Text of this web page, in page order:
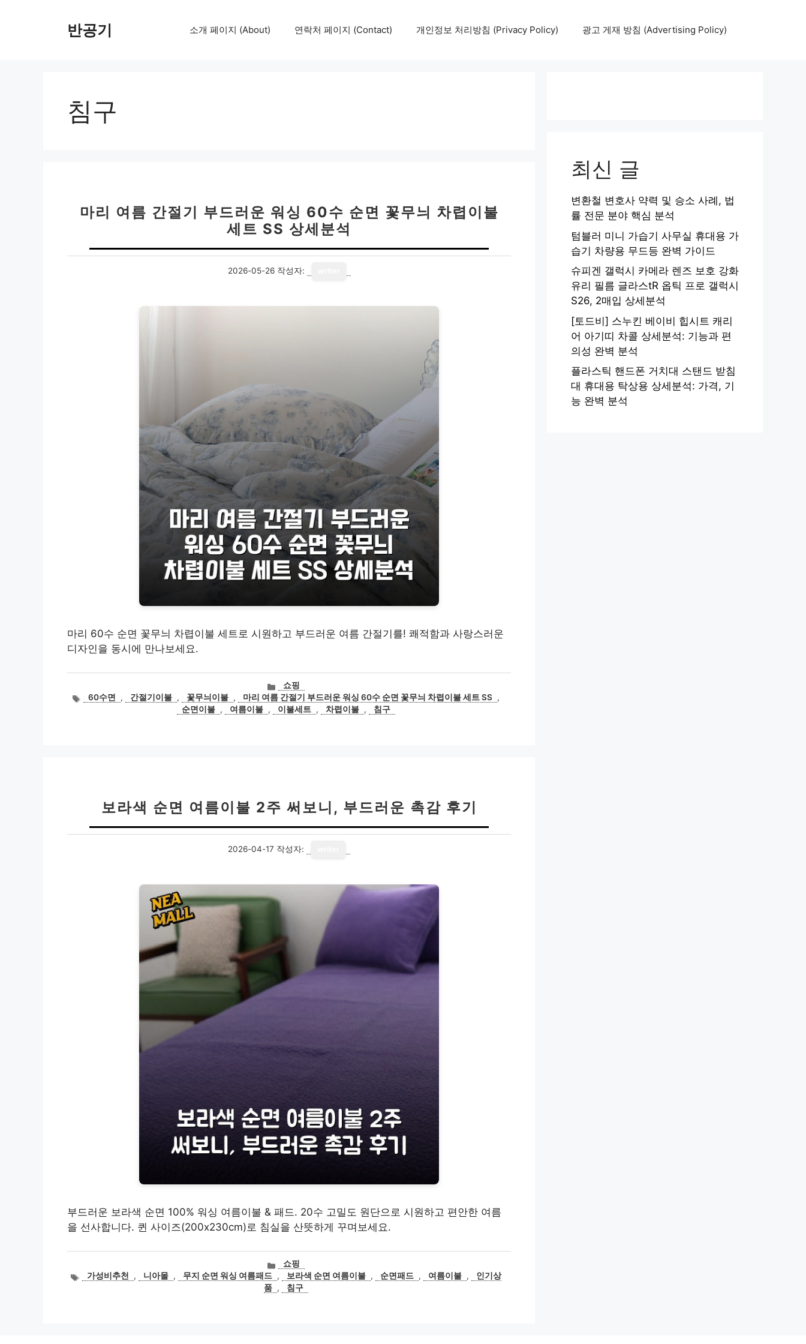
반공기 소개 페이지 (About) 연락처 페이지 (Contact) 개인정보 처리방침 (Privacy Policy) 광고 게재 방침 (Advertising Policy)
침구
마리 여름 간절기 부드러운 워싱 60수 순면 꽃무늬 차렵이불
세트 SS 상세분석
2026-05-26 작성자:
마리 60수 순면 꽃무늬 차렵이불 세트로 시원하고 부드러운 여름 간절기를! 쾌적함과 사랑스러운
디자인을 동시에 만나보세요.
카
테
고
쇼핑
태60수면 , 간절기이불 , 꽃무늬이불 , 마리 여름 간절기 부드러운 워싱 60수 순면 꽃무늬 차렵이불 세트 SS ,
순면이불 , 여름이불 , 이불세트 , 차렵이불 , 침구
보라색 순면 여름이불 2주 써보니, 부드러운 촉감 후기
2026-04-17 작성자:
부드러운 보라색 순면 100% 워싱 여름이불 & 패드. 20수 고밀도 원단으로 시원하고 편안한 여름
을 선사합니다. 퀸 사이즈(200x230cm)로 침실을 산뜻하게 꾸며보세요.
카
테
고
쇼핑
태가성비추천 , 니아몰 , 무지 순면 워싱 여름패드 , 보라색 순면 여름이불 , 순면패드 , 여름이불 ,
인기상
품 , 침구
최신 글
변환철 변호사 약력 및 승소 사례, 법
률 전문 분야 핵심 분석
텀블러 미니 가습기 사무실 휴대용 가
습기 차량용 무드등 완벽 가이드
슈피겐 갤럭시 카메라 렌즈 보호 강화
유리 필름 글라스tR 옵틱 프로 갤럭시
S26, 2매입 상세분석
[토드비] 스누킨 베이비 힙시트 캐리
어 아기띠 차콜 상세분석: 기능과 편
의성 완벽 분석
플라스틱 핸드폰 거치대 스탠드 받침
대 휴대용 탁상용 상세분석: 가격, 기
능 완벽 분석